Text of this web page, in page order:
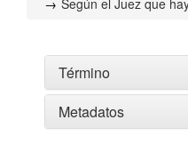
Según el Juez que
Término
Metadatos